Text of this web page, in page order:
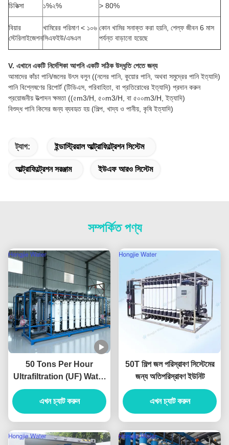
চিকিত্সা
১%২%
> 80%
বিয়ার
স্টেরিলাইজেশন
খামিরের পরিমাণ < ১০৬
সিএফইউ/এমএল
কোন খামির সনাক্ত করা হয়নি, শেল্ফ জীবন 6 মাস
পর্যন্ত বাড়ানো হয়েছে
V. এখানে একটি নির্দেশিকা আপনি একটি সঠিক উদ্ধৃতি পেতে জন্য
আমাদের কাঁচা পানি/জলের উৎস বলুন ((নলের পানি, কুয়োর পানি, অথবা সমুদ্রের পানি ইত্যাদি)
পানি বিশ্লেষণের রিপোর্ট (টিডিএস, পরিবাহিতা, বা প্রতিরোধের ইত্যাদি) প্রদান করুন
প্রয়োজনীয় উত্পাদন ক্ষমতা ((৫m3/H, ৫০m3/H, বা ৫০০m3/H, ইত্যাদি)
বিশুদ্ধ পানি কিসের জন্য ব্যবহৃত হয় (শিল্প, খাদ্য ও পানীয়, কৃষি ইত্যাদি)
ট্যাগ: ইন্ডাস্ট্রিয়াল আল্ট্রাফিল্ট্রেশন সিস্টেম
আল্ট্রাফিল্ট্রেশন সরঞ্জাম ইউএফ আরও সিস্টেম
সম্পর্কিত পণ্য
50 Tons Per Hour
Ultrafiltration (UF) Water
Treatment System For
Pretreatment System
এখন চ্যাট করুন
50T শিল্প জল পরিস্রাবণ সিস্টেমের
জন্য অতিপরিস্রাবণ ইউনিট
এখন চ্যাট করুন